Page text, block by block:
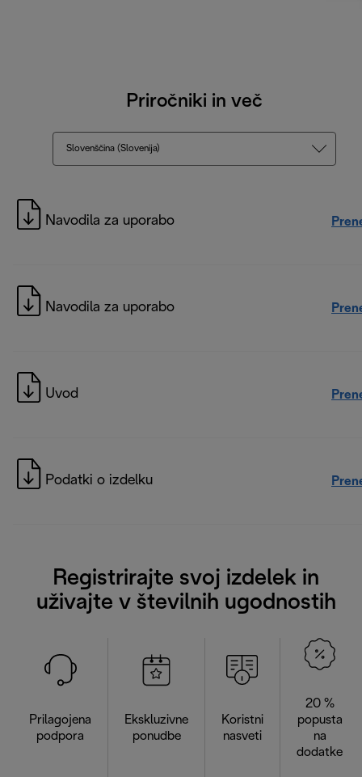
Priročniki in več
Slovenščina (Slovenija)
Navodila za uporabo
Navodila za uporabo
Uvod
Podatki o izdelku
Registrirajte svoj izdelek in
uživajte v številnih ugodnostih
Prilagojena
podpora
Ekskluzivne
ponudbe
Koristni
nasveti
20 %
popusta
na
dodatke